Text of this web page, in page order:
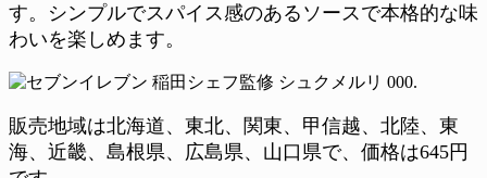
す。シンプルでスパイス感のあるソースで本格的な味
わいを楽しめます。
販売地域は北海道、東北、関東、甲信越、北陸、東
海、近畿、島根県、広島県、山口県で、価格は645円